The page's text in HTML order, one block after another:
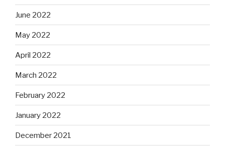
June 2022
May 2022
April 2022
March 2022
February 2022
January 2022
December 2021